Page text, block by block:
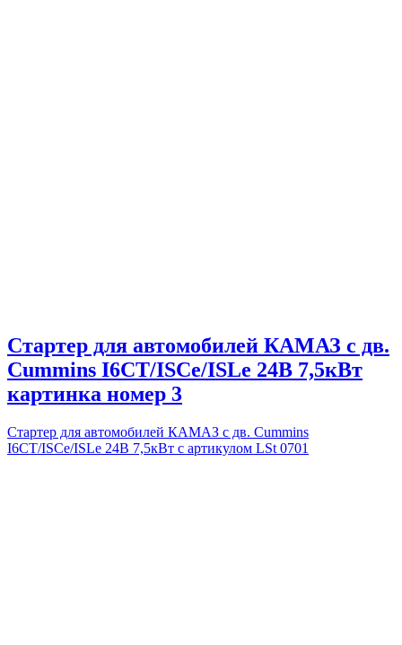
Стартер для автомобилей КАМАЗ с дв.
Cummins I6CT/ISCe/ISLe 24В 7,5кВт
картинка номер 3
Стартер для автомобилей КАМАЗ с дв. Cummins
I6CT/ISCe/ISLe 24В 7,5кВт с артикулом LSt 0701